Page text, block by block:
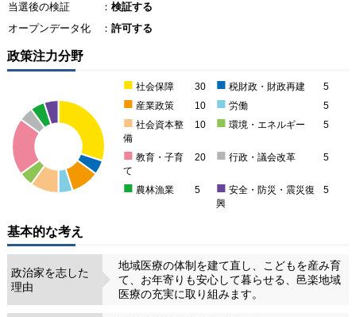
当選後の検証
： 検証する
オープンデータ化
： 許可する
政策注力分野
■ 社会保障 30 ■ 税財政・財政再建 5
■ 産業政策 10 ■ 労働 5
■ 社会資本整
備
10 ■ 環境・エネルギー 5
■ 教育・子育
て
20 ■ 行政・議会改革 5
■ 農林漁業 5 ■ 安全・防災・震災復
興
5
基本的な考え
政治家を志した
理由
地域医療の体制を建て直し、こどもを産み育
て、お年寄りも安心して暮らせる、邑楽地域
医療の充実に取り組みます。